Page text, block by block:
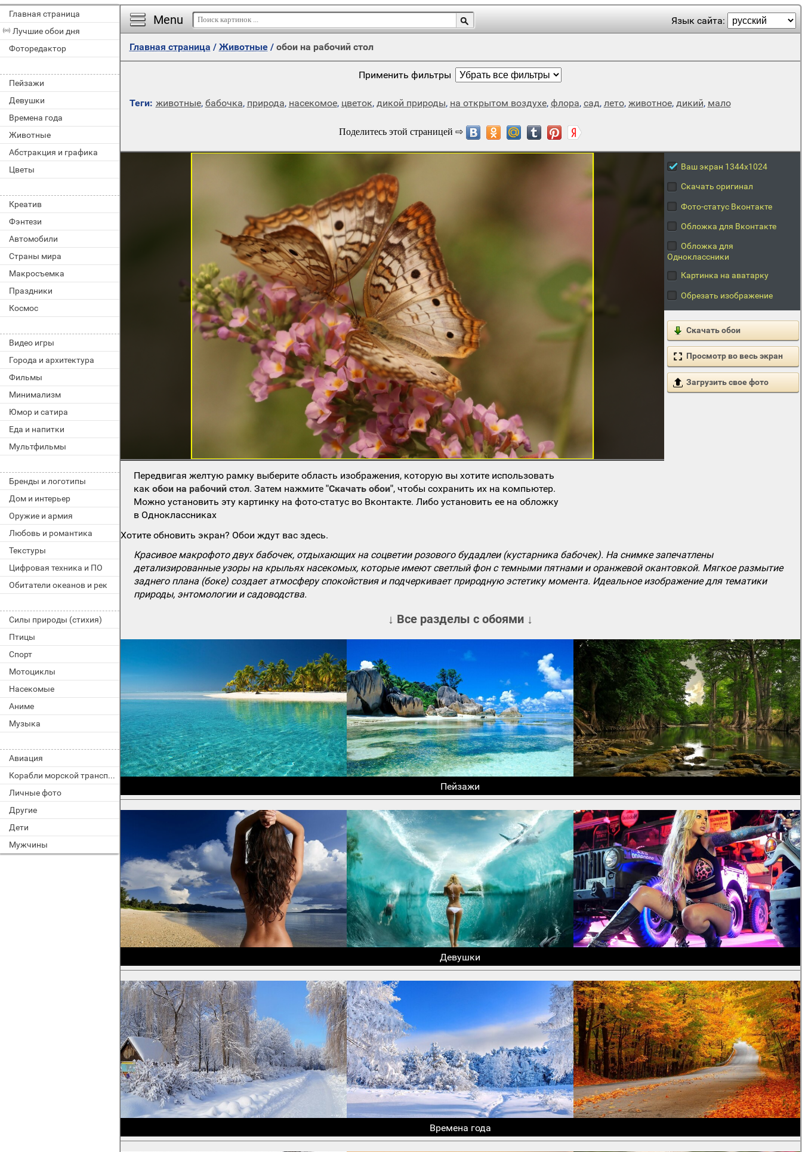
Главная страница
Лучшие обои дня
Фоторедактор
Пейзажи
Девушки
Времена года
Животные
Абстракция и графика
Цветы
Креатив
Фэнтези
Автомобили
Страны мира
Макросъемка
Праздники
Космос
Видео игры
Города и архитектура
Фильмы
Минимализм
Юмор и сатира
Еда и напитки
Мультфильмы
Бренды и логотипы
Дом и интерьер
Оружие и армия
Любовь и романтика
Текстуры
Цифровая техника и ПО
Обитатели океанов и рек
Силы природы (стихия)
Птицы
Спорт
Мотоциклы
Насекомые
Аниме
Музыка
Авиация
Корабли морской транспорт
Личные фото
Другие
Дети
Мужчины
Menu Язык сайта:
Главная страница / Животные/ обои на рабочий стол
Применить фильтры
Теги: животные, бабочка, природа, насекомое, цветок, дикой природы, на открытом воздухе, флора, сад, лето, животное, дикий, мало
Ваш экран 1344x1024
Скачать оригинал
Фото-статус Вконтакте
Обложка для Вконтакте
Обложка для
Одноклассники
Картинка на аватарку
Обрезать изображение
Скачать обои
Просмотр во весь экран
Загрузить свое фото
Передвигая желтую рамку выберите область изображения, которую вы хотите использовать
какобои на рабочий стол. Затем нажмите"Скачать обои", чтобы сохранить их на компьютер.
Можно установить эту картинку на фото-статус во Вконтакте. Либо установить ее на обложку
в Одноклассниках
Хотите обновить экран? Обои ждут вас здесь.
Красивое макрофото двух бабочек, отдыхающих на соцветии розового будадлеи (кустарника бабочек). На снимке запечатлены
детализированные узоры на крыльях насекомых, которые имеют светлый фон с темными пятнами и оранжевой окантовкой. Мягкое размытие
заднего плана (боке) создает атмосферу спокойствия и подчеркивает природную эстетику момента. Идеальное изображение для тематики
природы, энтомологии и садоводства.
↓ Все разделы с обоями ↓
Пейзажи
Девушки
Времена года